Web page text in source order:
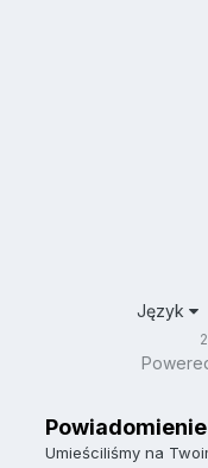
Język
Umieściliśmy na